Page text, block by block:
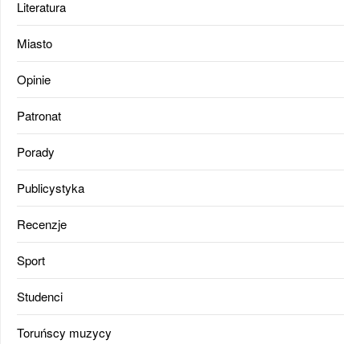
Literatura
Miasto
Opinie
Patronat
Porady
Publicystyka
Recenzje
Sport
Studenci
Toruńscy muzycy